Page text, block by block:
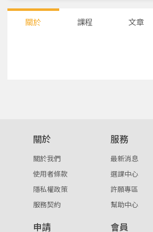
入。
重設密碼
點擊下方「確定」將前一位使用者強制
確定
取消
關於 課程 文章
關於
關於我們
使用者條款
隱私權政策
服務契約
服務
最新消息
選課中心
許願專區
幫助中心
申請 會員